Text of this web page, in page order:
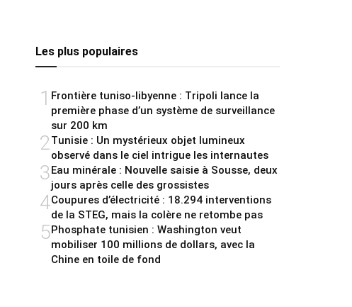
Les plus populaires
1 Frontière tuniso-libyenne : Tripoli lance la
première phase d’un système de surveillance
sur 200 km
2Tunisie : Un mystérieux objet lumineux
observé dans le ciel intrigue les internautes
3Eau minérale : Nouvelle saisie à Sousse, deux
jours après celle des grossistes
4Coupures d’électricité : 18.294 interventions
de la STEG, mais la colère ne retombe pas
5Phosphate tunisien : Washington veut
mobiliser 100 millions de dollars, avec la
Chine en toile de fond